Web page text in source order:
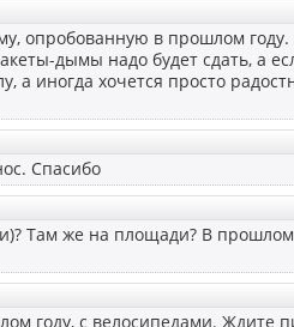
опробованную в прошлом году.
дымы надо будет сдать, а
а иногда хочется просто
Спасибо
Там же на площади? В
году, с велосипедами. Ждите